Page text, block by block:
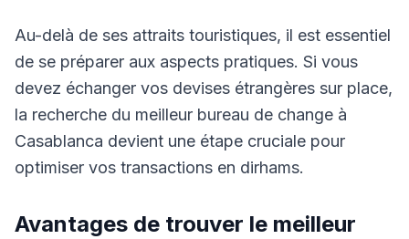
Au-delà de ses attraits touristiques, il est essentiel
de se préparer aux aspects pratiques. Si vous
devez échanger vos devises étrangères sur place,
la recherche du meilleur bureau de change à
Casablanca devient une étape cruciale pour
optimiser vos transactions en dirhams.
Avantages de trouver le meilleur